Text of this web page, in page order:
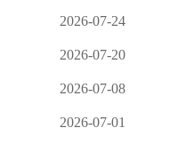
2026-07-24
2026-07-20
2026-07-08
2026-07-01